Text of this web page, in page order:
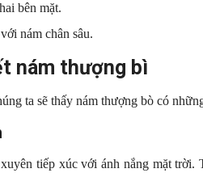
bên mặt.
nám chân sâu.
nám thượng bì
ta sẽ thấy nám thượng bò có
tiếp xúc với ánh nắng mặt trời.